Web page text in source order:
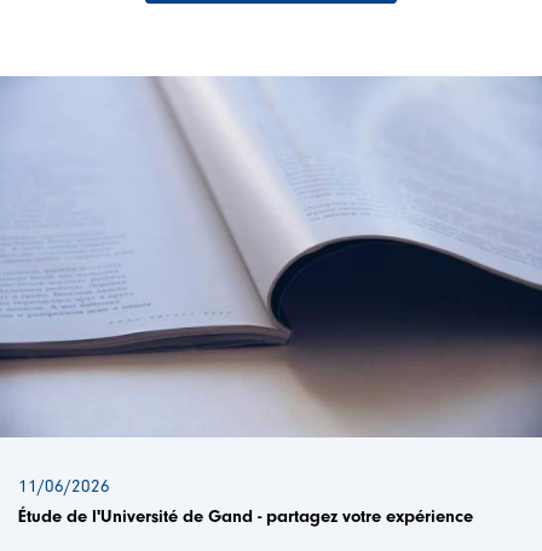
11/06/2026
Étude de l'Université de Gand - partagez votre expérience